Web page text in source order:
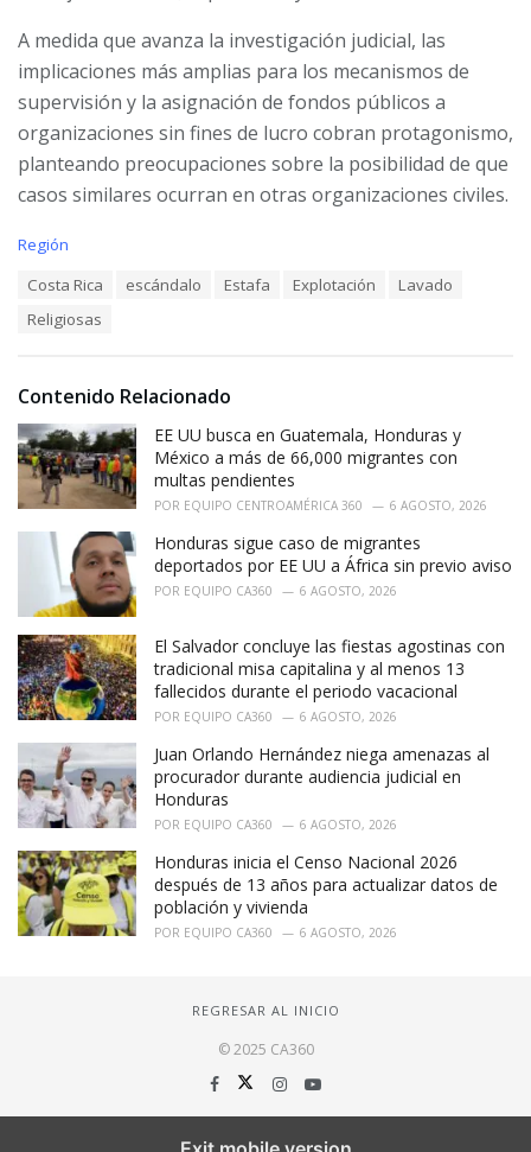
A medida que avanza la investigación judicial, las
implicaciones más amplias para los mecanismos de
supervisión y la asignación de fondos públicos a
organizaciones sin fines de lucro cobran protagonismo,
planteando preocupaciones sobre la posibilidad de que
casos similares ocurran en otras organizaciones civiles.
C
i
s
:
Región
Costa Rica escándalo Estafa Explotación
Lavado
Religiosas
Contenido Relacionado
EE UU busca en Guatemala, Honduras y
México a más de 66,000 migrantes con
multas pendientes
POR EQUIPO CENTROAMÉRICA 360 6 AGOSTO, 2026
Honduras sigue caso de migrantes
deportados por EE UU a África sin previo aviso
POR EQUIPO CA360 6 AGOSTO, 2026
El Salvador concluye las fiestas agostinas con
tradicional misa capitalina y al menos 13
fallecidos durante el periodo vacacional
POR EQUIPO CA360 6 AGOSTO, 2026
Juan Orlando Hernández niega amenazas al
procurador durante audiencia judicial en
Honduras
POR EQUIPO CA360 6 AGOSTO, 2026
Honduras inicia el Censo Nacional 2026
después de 13 años para actualizar datos de
población y vivienda
POR EQUIPO CA360 6 AGOSTO, 2026
REGRESAR AL INICIO
© 2025 CA360